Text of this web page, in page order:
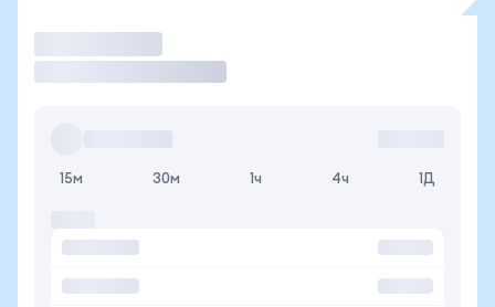
15м 30м 1ч 4ч 1Д